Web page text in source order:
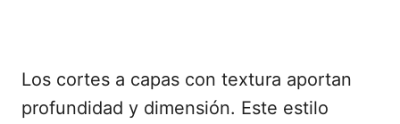
Los cortes a capas con textura aportan
profundidad y dimensión. Este estilo